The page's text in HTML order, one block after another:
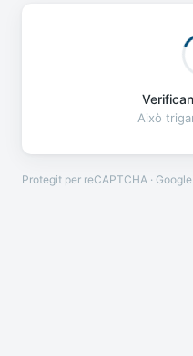
Això
Protegit per reCAPTCHA · Google